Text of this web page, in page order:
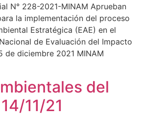
N° 228-2021-MINAM Aprueban
la implementación del proceso
Estratégica (EAE) en el
de Evaluación del Impacto
de diciembre 2021 MINAM
del
11/21